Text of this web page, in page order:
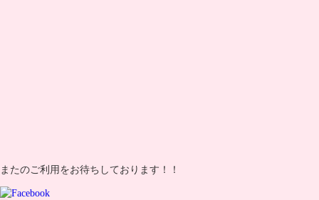
またのご利用をお待ちしております！！